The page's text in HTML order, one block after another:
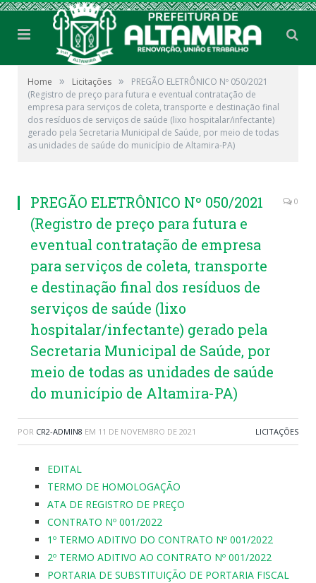
Home » Licitações »
PREGÃO ELETRÔNICO Nº 050/2021
(Registro de preço para futura e eventual contratação de
empresa para serviços de coleta, transporte e destinação final
dos resíduos de serviços de saúde (lixo hospitalar/infectante)
gerado pela Secretaria Municipal de Saúde, por meio de todas
as unidades de saúde do município de Altamira-PA)
PREGÃO ELETRÔNICO Nº 050/2021
(Registro de preço para futura e
eventual contratação de empresa
para serviços de coleta, transporte
e destinação final dos resíduos de
serviços de saúde (lixo
hospitalar/infectante) gerado pela
Secretaria Municipal de Saúde, por
meio de todas as unidades de saúde
do município de Altamira-PA)
0
POR CR2-ADMIN8 EM 11 DE NOVEMBRO DE 2021 LICITAÇÕES
EDITAL
TERMO DE HOMOLOGAÇÃO
ATA DE REGISTRO DE PREÇO
CONTRATO Nº 001/2022
1º TERMO ADITIVO DO CONTRATO Nº 001/2022
2º TERMO ADITIVO AO CONTRATO Nº 001/2022
PORTARIA DE SUBSTITUIÇÃO DE PORTARIA FISCAL